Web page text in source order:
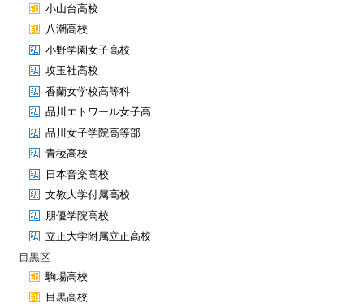
小山台高校
八潮高校
小野学園女子高校
攻玉社高校
香蘭女学校高等科
品川エトワール女子高
品川女子学院高等部
青稜高校
日本音楽高校
文教大学付属高校
朋優学院高校
立正大学附属立正高校
目黒区
駒場高校
目黒高校